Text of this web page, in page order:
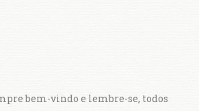
bem-vindo e lembre-se, todos